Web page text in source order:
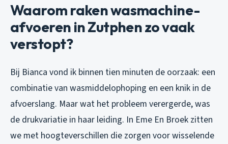
Waarom raken wasmachine-
afvoeren in Zutphen zo vaak
verstopt?
Bij Bianca vond ik binnen tien minuten de oorzaak: een
combinatie van wasmiddelophoping en een knik in de
afvoerslang. Maar wat het probleem verergerde, was
de drukvariatie in haar leiding. In Eme En Broek zitten
we met hoogteverschillen die zorgen voor wisselende